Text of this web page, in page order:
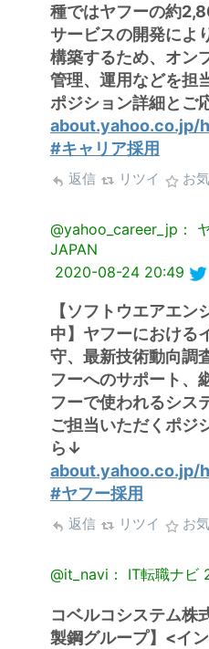
種ではヤフーの約
サービスの開発によ
構築するため、オン
管理、運用などを担
ポジション詳細とご
#キャリア採用
返信 リツイ お
@yahoo_career_jp：
JAPAN
2020-08-24 20:49
【ソフトウエアエ
中】ヤフーにおける
守、最新技術動向調
フーへのサポート、
フーで使われるシス
ご担当いただくポジ
ら↓
#ヤフー採用
返信 リツイ お
@it_navi： IT転職ナビ
コベルコシステム株
製鋼グループ】<イ